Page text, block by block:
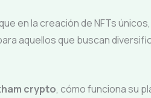
en la creación de NFTs
aquellos que buscan
crypto, cómo funciona su